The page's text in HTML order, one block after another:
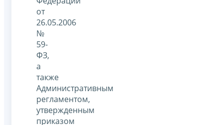
от
26.05.2006
№
59-
ФЗ,
а
также
Административным
регламентом,
утвержденным
приказом